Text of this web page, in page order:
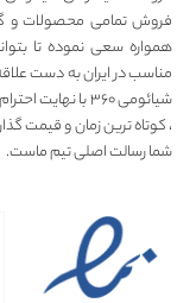
فروش تمامی محصولات و
همواره سعی نموده تا
مناسب در ایران به دست
شیائومی ۳۶۰ با
، کوتاه ترین زمان و قیمت
شما رسالت اصلی تیم ماست.